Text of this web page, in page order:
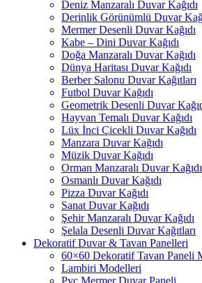
Deniz Manzaralı Duvar Kağıdı
Derinlik Görünümlü Duvar
Mermer Desenli Duvar Kağıdı
Kabe – Dini Duvar Kağıdı
Doğa Manzaralı Duvar Kağıdı
Dünya Haritası Duvar Kağıdı
Berber Salonu Duvar Kağıtları
Futbol Duvar Kağıdı
Geometrik Desenli Duvar
Hayvan Temalı Duvar Kağıdı
Lüx İnci Çicekli Duvar Kağıdı
Manzara Duvar Kağıdı
Müzik Duvar Kağıdı
Orman Manzaralı Duvar Kağıdı
Osmanlı Duvar Kağıdı
Pizza Duvar Kağıdı
Sanat Duvar Kağıdı
Şehir Manzaralı Duvar Kağıdı
Şelala Desenli Duvar Kağıtları
Dekoratif Duvar & Tavan Panelleri
60×60 Dekoratif Tavan Paneli
Lambiri Modelleri
Pvc Mermer Duvar Paneli